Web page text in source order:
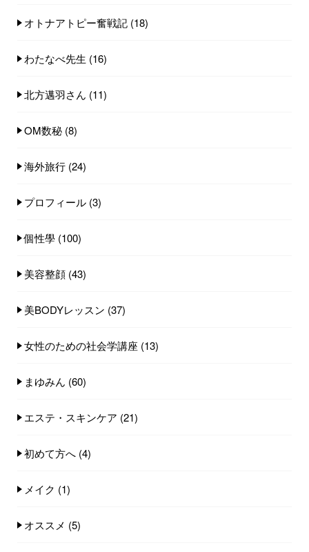
オトナアトピー奮戦記 (18)
わたなべ先生 (16)
北方邁羽さん (11)
OM数秘 (8)
海外旅行 (24)
プロフィール (3)
個性學 (100)
美容整顔 (43)
美BODYレッスン (37)
女性のための社会学講座 (13)
まゆみん (60)
エステ・スキンケア (21)
初めて方へ (4)
メイク (1)
オススメ (5)